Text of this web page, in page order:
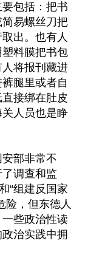
包括：把书
易螺丝刀把
出。也有人
料膜把书包
将报刊藏进
腿里或者自
接绑在肚皮
人员也是睁
部非常不
调查和监
“组建反国家
险，但东德人
些政治性读
治实践中拥